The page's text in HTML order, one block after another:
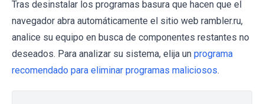
Tras desinstalar los programas basura que hacen que el
navegador abra automáticamente el sitio web rambler.ru,
analice su equipo en busca de componentes restantes no
deseados. Para analizar su sistema, elija un programa
recomendado para eliminar programas maliciosos.